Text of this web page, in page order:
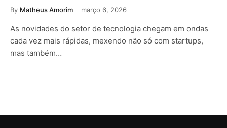
By Matheus Amorim março 6, 2026
As novidades do setor de tecnologia chegam em ondas
cada vez mais rápidas, mexendo não só com startups,
mas também…